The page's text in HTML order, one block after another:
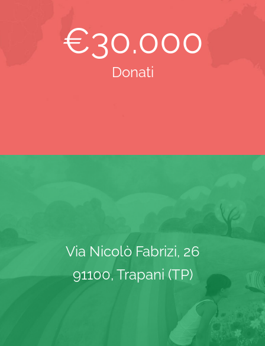
€30.000
Donati
Via Nicolò Fabrizi, 26
91100, Trapani (TP)